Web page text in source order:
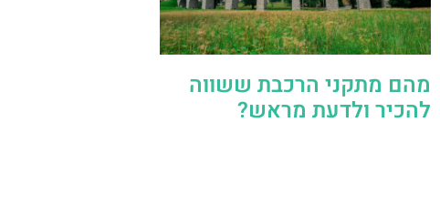
מהם מתקני הרכבת ששווה
להכיר ולדעת מראש?